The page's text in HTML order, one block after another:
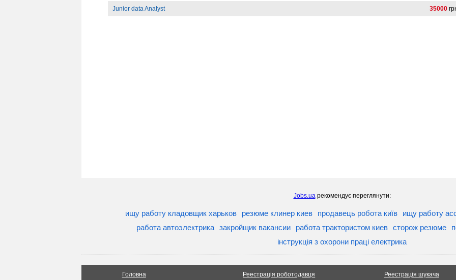
Junior data Analyst 35000
Jobs.uaрекомендує переглянути:
ищу работу кладовщик харьков резюме клинер киев продавець робота київ
ищу работу
работа автоэлектрика
закройщик вакансии работа трактористом киев сторож резюме
інструкція з охорони праці електрика
Головна Реестрація роботодавця Реестрація шукача